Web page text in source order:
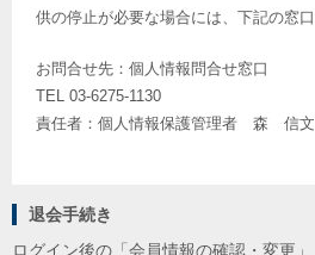
供の停止が必要な場合には、下記の窓口
お問合せ先：個人情報問合せ窓口
TEL 03-6275-1130
責任者：個人情報保護管理者 森 信文
退会手続き
ログイン後の「会員情報の確認・変更